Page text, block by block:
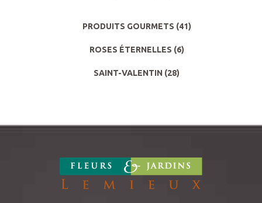
PRODUITS GOURMETS (41)
ROSES ÉTERNELLES (6)
SAINT-VALENTIN (28)